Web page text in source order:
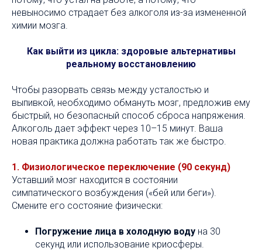
невыносимо страдает без алкоголя из-за измененной
химии мозга.
Как выйти из цикла: здоровые альтернативы
реальному восстановлению
Чтобы разорвать связь между усталостью и
выпивкой, необходимо обмануть мозг, предложив ему
быстрый, но безопасный способ сброса напряжения.
Алкоголь дает эффект через 10–15 минут. Ваша
новая практика должна работать так же быстро.
1. Физиологическое переключение (90 секунд)
Уставший мозг находится в состоянии
симпатического возбуждения («бей или беги»).
Смените его состояние физически:
Погружение лица в холодную воду на 30
секунд или использование криосферы.